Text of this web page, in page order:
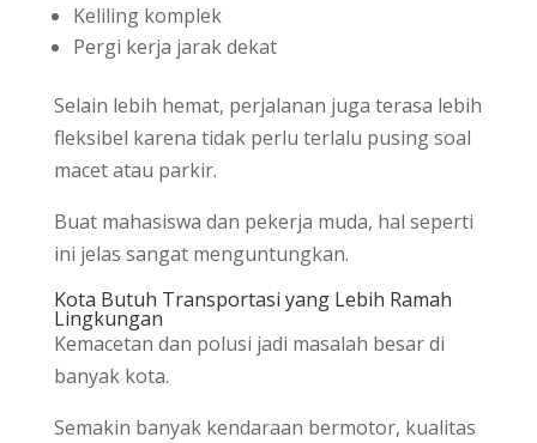
Keliling komplek
Pergi kerja jarak dekat
Selain lebih hemat, perjalanan juga terasa lebih
fleksibel karena tidak perlu terlalu pusing soal
macet atau parkir.
Buat mahasiswa dan pekerja muda, hal seperti
ini jelas sangat menguntungkan.
Kota Butuh Transportasi yang Lebih Ramah
Lingkungan
Kemacetan dan polusi jadi masalah besar di
banyak kota.
Semakin banyak kendaraan bermotor, kualitas